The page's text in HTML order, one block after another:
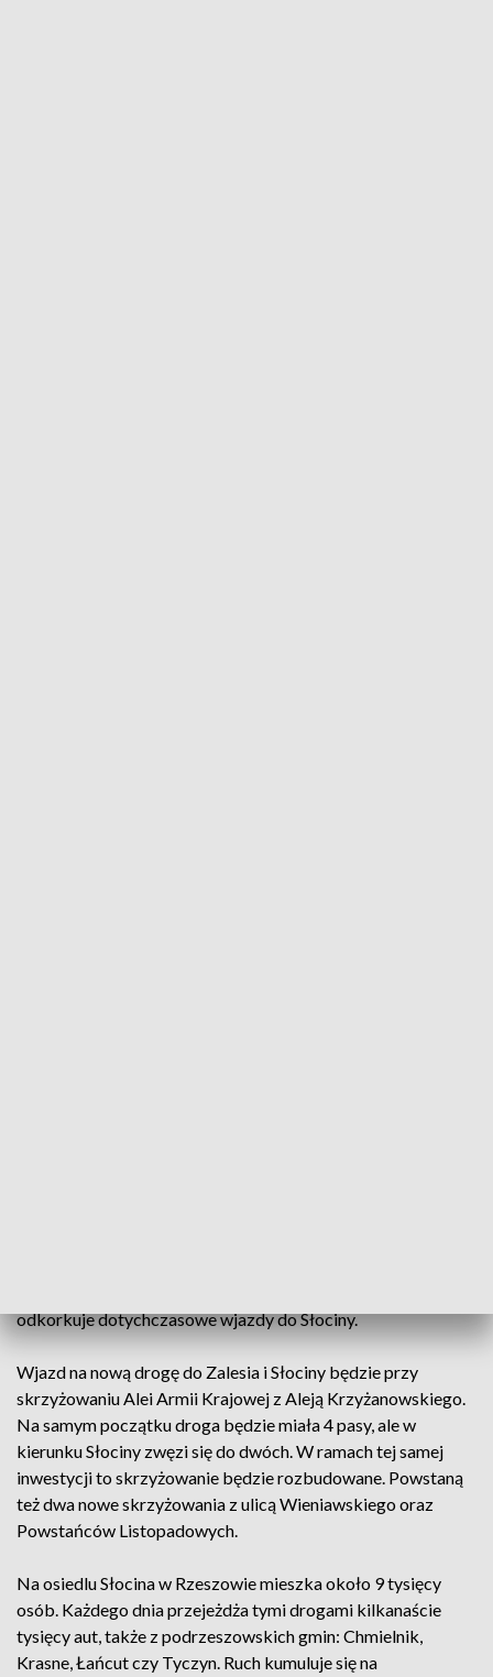
odkorkuje dotychczasowe wjazdy do Słociny.
Wjazd na nową drogę do Zalesia i Słociny będzie przy
skrzyżowaniu Alei Armii Krajowej z Aleją Krzyżanowskiego.
Na samym początku droga będzie miała 4 pasy, ale w
kierunku Słociny zwęzi się do dwóch. W ramach tej samej
inwestycji to skrzyżowanie będzie rozbudowane. Powstaną
też dwa nowe skrzyżowania z ulicą Wieniawskiego oraz
Powstańców Listopadowych.
Na osiedlu Słocina w Rzeszowie mieszka około 9 tysięcy
osób. Każdego dnia przejeżdża tymi drogami kilkanaście
tysięcy aut, także z podrzeszowskich gmin: Chmielnik,
Krasne, Łańcut czy Tyczyn. Ruch kumuluje się na